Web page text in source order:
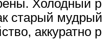
Холодный
старый